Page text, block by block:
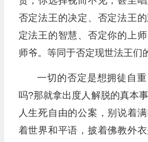
否定法王的决定、否定法王
定法王的智慧、否定你的上
师爷。等同于否定现世法王们
一切的否定是想拥徒自
吗?那就拿出度人解脱的真本
人生死自由的公案，别说着
着世界和平语，披着佛教外